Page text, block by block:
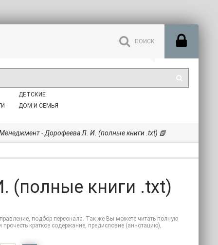
ДЕТСКИЕ
ДОМ И СЕМЬЯ
- Дорофеева Л. И. (полные книги .txt) 📗
(полные книги .txt)
подбор персонала. Так же Вы можете читать полную
краткое содержание, предисловие (аннотацию),